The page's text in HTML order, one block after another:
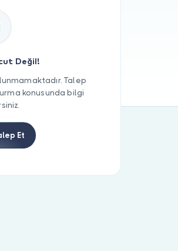
Değil!
Talep
konusunda bilgi
Et